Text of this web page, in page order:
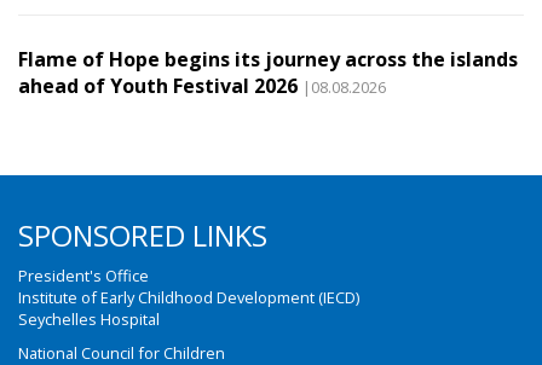
Flame of Hope begins its journey across the islands
ahead of Youth Festival 2026 |08.08.2026
SPONSORED LINKS
President's Office
Institute of Early Childhood Development (IECD)
Seychelles Hospital
National Council for Children